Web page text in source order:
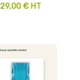
29,00 € HT